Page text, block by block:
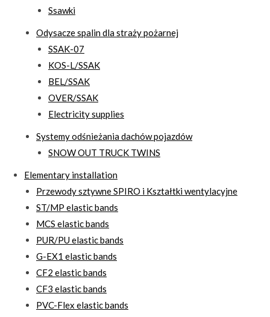
Ssawki
Odysacze spalin dla straży pożarnej
SSAK-07
KOS-L/SSAK
BEL/SSAK
OVER/SSAK
Electricity supplies
Systemy odśnieżania dachów pojazdów
SNOW OUT TRUCK TWINS
Elementary installation
Przewody sztywne SPIRO i Kształtki wentylacyjne
ST/MP elastic bands
MCS elastic bands
PUR/PU elastic bands
G-EX1 elastic bands
CF2 elastic bands
CF3 elastic bands
PVC-Flex elastic bands